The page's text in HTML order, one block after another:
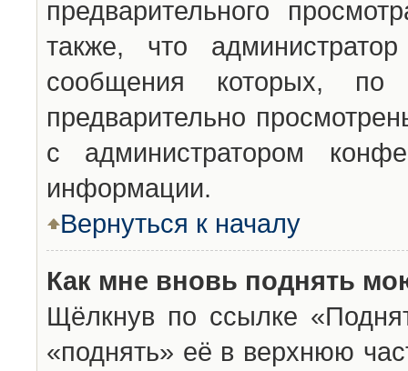
предварительного
также, что
сообщения которых,
предварительно
с администратором
информации.
Вернуться к началу
Как мне вновь поднять
Щёлкнув по ссылке
«поднять» её в верхнюю